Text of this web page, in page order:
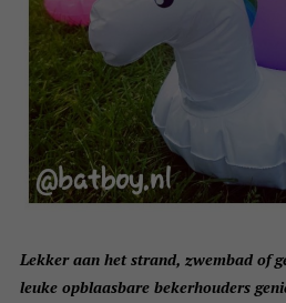
Lekker aan het strand, zwembad of
leuke opblaasbare bekerhouders